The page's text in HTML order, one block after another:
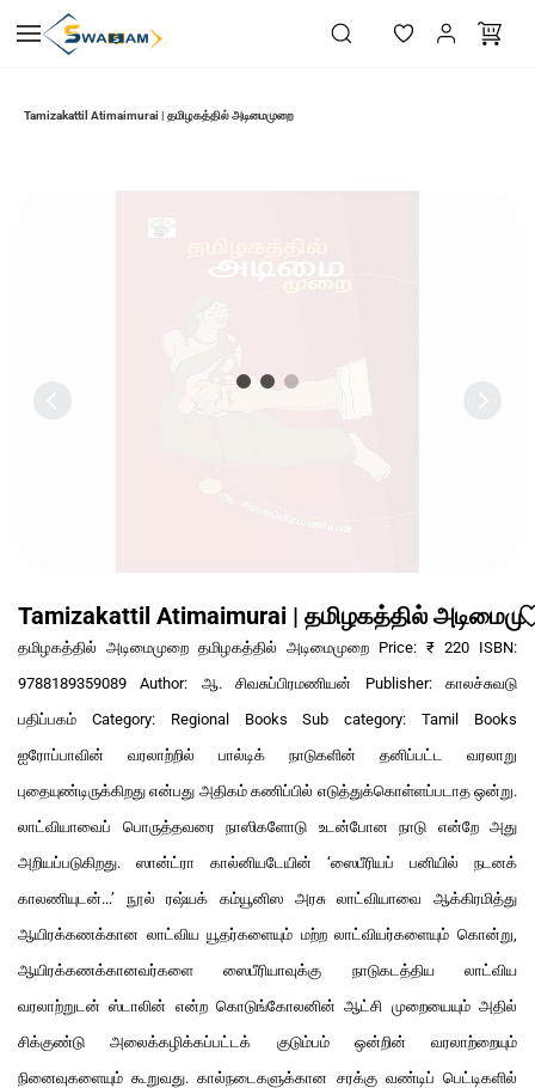
main
Tamizakattil Atimaimurai | தமிழகத்தில் அடிமைமுறை
Tamizakattil Atimaimurai | தமிழகத்தில்
தமிழகத்தில் அடிமைமுறை தமிழகத்தில் அடிமைமுறை Price: ₹ 220 ISBN:
9788189359089 Author: ஆ. சிவசுப்பிரமணியன் Publisher: காலச்சுவடு
பதிப்பகம் Category: Regional Books Sub category: Tamil Books
ஐரோப்பாவின் வரலாற்றில் பால்டிக் நாடுகளின் தனிப்பட்ட வரலாறு
புதையுண்டிருக்கிறது என்பது அதிகம் கணிப்பில் எடுத்துக்கொள்ளப்படாத ஒன்று.
லாட்வியாவைப் பொருத்தவரை நாஸிகளோடு உடன்போன நாடு என்றே அது
அறியப்படுகிறது. ஸான்ட்ரா கால்னியடேயின் ‘ஸைபீரியப் பனியில் நடனக்
காலணியுடன்...’ நூல் ரஷ்யக் கம்யூனிஸ அரசு லாட்வியாவை ஆக்கிரமித்து
ஆயிரக்கணக்கான லாட்விய யூதர்களையும் மற்ற லாட்வியர்களையும் கொன்று,
ஆயிரக்கணக்கானவர்களை ஸைபீரியாவுக்கு நாடுகடத்திய லாட்விய
வரலாற்றுடன் ஸ்டாலின் என்ற கொடுங்கோலனின் ஆட்சி முறையையும் அதில்
சிக்குண்டு அலைக்கழிக்கப்பட்டக் குடும்பம் ஒன்றின் வரலாற்றையும்
நினைவுகளையும் கூறுவது. கால்நடைகளுக்கான சரக்கு வண்டிப் பெட்டிகளில்